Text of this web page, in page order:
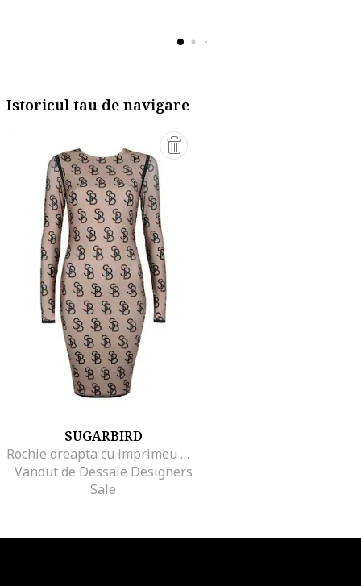
Istoricul tau de navigare
SUGARBIRD
Rochie dreapta cu imprimeu monograma,
Vandut de Dessale Designers
Sale